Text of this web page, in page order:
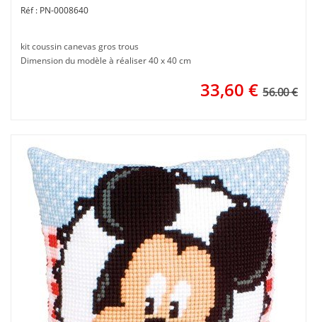
PN-0008640
kit coussin canevas gros trous
Dimension du modèle à réaliser 40 x 40 cm
33,60 € 56.00 €